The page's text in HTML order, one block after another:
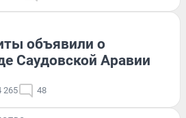
объявили о
Саудовской Аравии
265 48